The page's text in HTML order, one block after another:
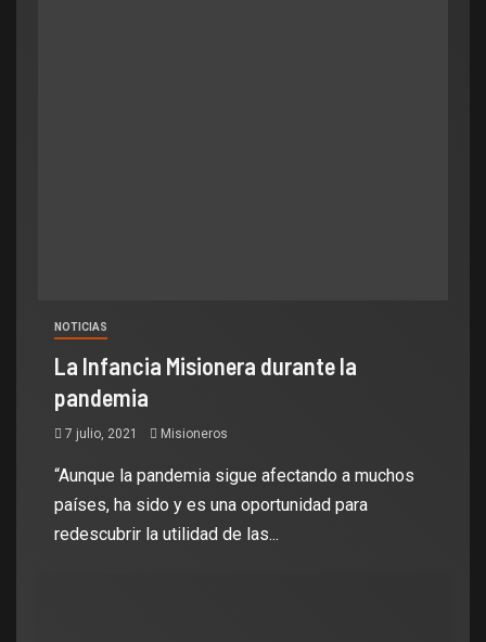
NOTICIAS
La Infancia Misionera durante la
pandemia
7 julio, 2021 Misioneros
“Aunque la pandemia sigue afectando a muchos
países, ha sido y es una oportunidad para
redescubrir la utilidad de las...